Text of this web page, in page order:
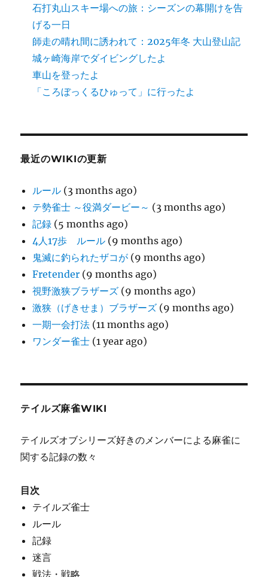
石打丸山スキー場への旅：シーズンの幕開けを告
げる一日
師走の晴れ間に誘われて：2025年冬 大山登山記
城ヶ崎海岸でダイビングしたよ
車山を登ったよ
「ころぼっくるひゅって」に行ったよ
最近のWIKIの更新
ルール (3 months ago)
テ勢雀士 ～役満ダービー～ (3 months ago)
記録 (5 months ago)
4人17歩 ルール (9 months ago)
鬼滅に釣られたザコが (9 months ago)
Fretender (9 months ago)
視野激狭ブラザーズ (9 months ago)
激狭（げきせま）ブラザーズ (9 months ago)
一期一会打法 (11 months ago)
ワンダー雀士 (1 year ago)
テイルズ麻雀WIKI
テイルズオブシリーズ好きのメンバーによる麻雀に
関する記録の数々
目次
テイルズ雀士
ルール
記録
迷言
戦法・戦略